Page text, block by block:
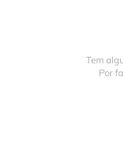
Tem
Por